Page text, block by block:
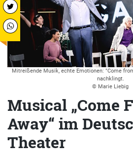
Mitreißende Musik, echte Emotionen: "Come
nachklingt.
© Marie Liebig
Musical „Come
Away“ im
Theater